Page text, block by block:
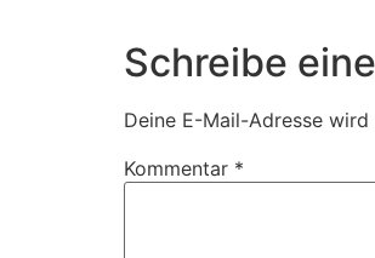
Schreibe
Deine E-Mail-Adresse
Kommentar *